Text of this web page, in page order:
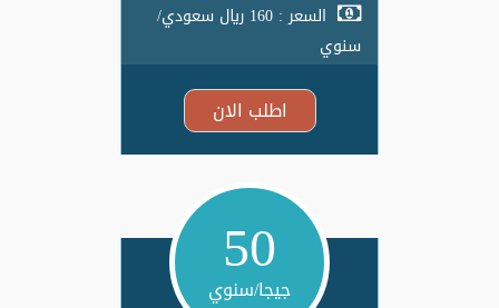
السعر : 160 ريال سعودي/
سنوي
اطلب الان
50
جيجا/سنوي